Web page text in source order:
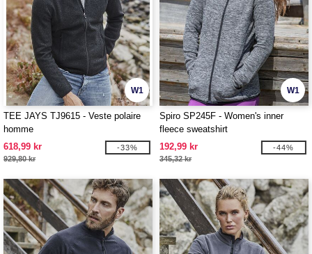
W1
TEE JAYS TJ9615 - Veste polaire
homme
618,99 kr
929,80 kr
-33%
W1
Spiro SP245F - Women's inner
fleece sweatshirt
192,99 kr
345,32 kr
-44%